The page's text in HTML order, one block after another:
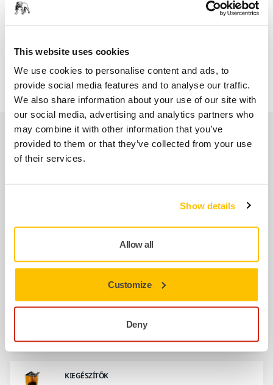
This website uses cookies
We use cookies to personalise content and ads, to
provide social media features and to analyse our traffic.
We also share information about your use of our site with
our social media, advertising and analytics partners who
may combine it with other information that you’ve
provided to them or that they’ve collected from your use
of their services.
Show details
Allow all
Customize
Deny
kialakításához. Ami a funkcionalitást illeti, a Mirka®
ipari csiszolási alkalmazások pontosságának finomítására
irányuló megoldás.
Kapcsolódó termékek
A csiszolóanyag-eltávolító pneumatika és az
Autochanger tár vezérléséhez
KIEGÉSZÍTŐK
Mirka AutoChanger Remover
A speciális csiszolóanyag-eltávolítóval
automatizált a használt csiszolóanyagok
KIEGÉSZÍTŐK